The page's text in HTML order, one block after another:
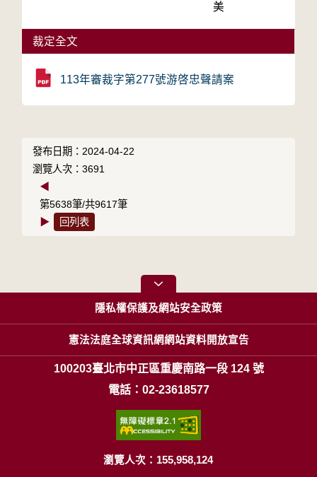
美
裁定全文
113年審裁字第277號游啓忠聲請案
發布日期：2024-04-22
瀏覽人次：3691
◀
第5638筆/共9617筆
▶
回列表
隱私權保護及網站安全政策
憲法法庭全球資訊網網站資料開放宣告
100203臺北市中正區重慶南路一段 124 號
電話：02-23618577
瀏覽人次：155,958,124